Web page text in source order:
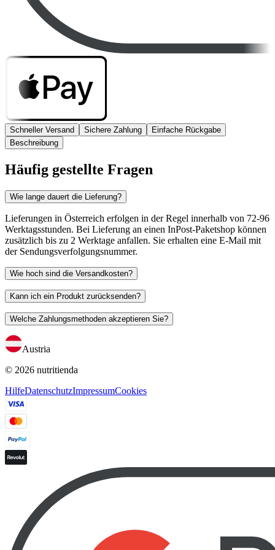
Schneller Versand Sichere Zahlung
Einfache Rückgabe
Beschreibung
Häufig gestellte Fragen
Wie lange dauert die Lieferung?
Lieferungen in Österreich erfolgen in der Regel innerhalb von 72-96
Werktagsstunden. Bei Lieferung an einen InPost-Paketshop können
zusätzlich bis zu 2 Werktage anfallen. Sie erhalten eine E-Mail mit
der Sendungsverfolgungsnummer.
Wie hoch sind die Versandkosten?
Kann ich ein Produkt zurücksenden?
Welche Zahlungsmethoden akzeptieren Sie?
Austria
© 2026 nutritienda
HilfeDatenschutzImpressumCookies